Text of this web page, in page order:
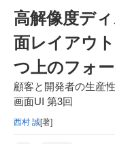
高解像度デ
面レイアウ
つ上のフォ
顧客と開発者の生産
画面UI 第3回
西村 誠[著]